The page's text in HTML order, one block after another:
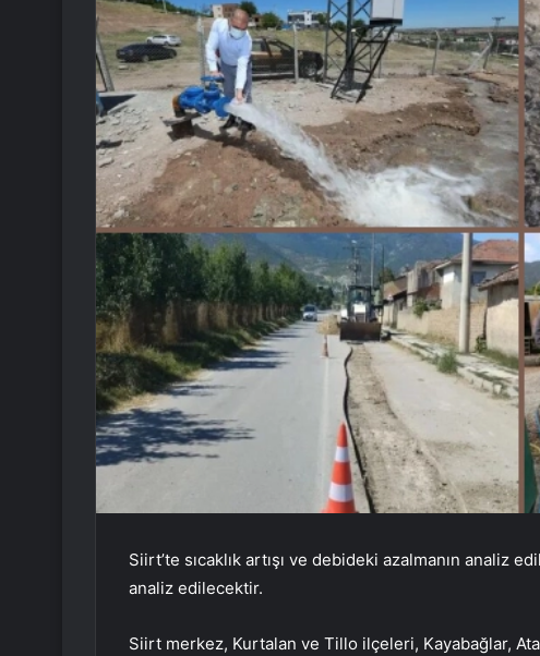
Siirt’te sıcaklık artışı ve debideki azalmanın
analiz edilecektir.
Siirt merkez, Kurtalan ve Tillo ilçeleri, Kayabağlar,